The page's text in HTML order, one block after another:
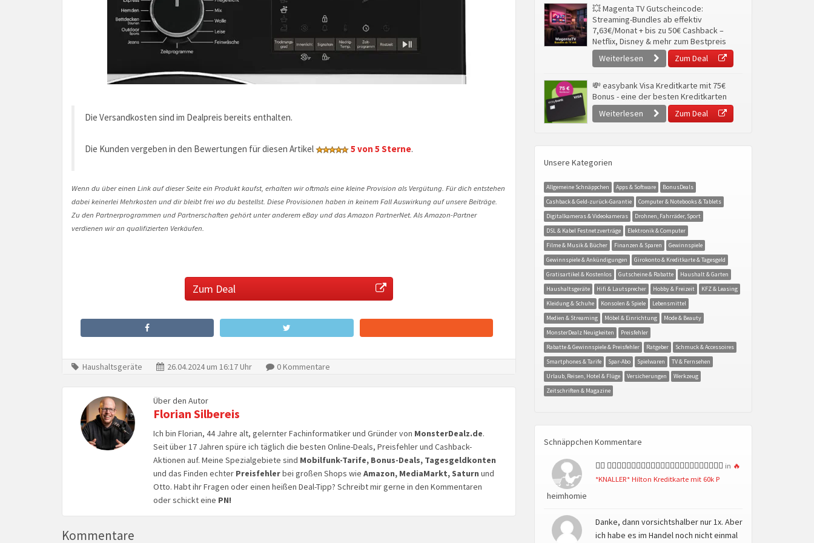
Die Versandkosten sind im Dealpreis bereits enthalten.
Die Kunden vergeben in den Bewertungen für diesen Artikel 5 von 5 Sterne.
Wenn du über einen Link auf dieser Seite ein Produkt kaufst, erhalten wir oftmals eine kleine Provision als Vergütung. Für dich entstehen
dabei keinerlei Mehrkosten und dir bleibt frei wo du bestellst. Diese Provisionen haben in keinem Fall Auswirkung auf unsere Beiträge.
Zu den Partnerprogrammen und Partnerschaften gehört unter anderem eBay und das Amazon PartnerNet. Als Amazon-Partner
verdienen wir an qualifizierten Verkäufen.
Zum Deal
Haushaltsgeräte 26.04.2024 um 16:17 Uhr 0 Kommentare
Über den Autor
Florian Silbereis
Ich bin Florian, 44 Jahre alt, gelernter Fachinformatiker und Gründer von MonsterDealz.de.
Seit über 17 Jahren spüre ich täglich die besten Online-Deals, Preisfehler und Cashback-
Aktionen auf. Meine Spezialgebiete sind Mobilfunk-Tarife, Bonus-Deals, Tagesgeldkonten
und das Finden echterPreisfehlerbei großen Shops wie Amazon, MediaMarkt, Saturn und
Otto. Habt ihr Fragen oder einen heißen Deal-Tipp? Schreibt mir gerne in den Kommentaren
oder schickt eine PN!
Kommentare
💥 Magenta TV Gutscheincode:
Streaming-Bundles ab effektiv
7,63€/Monat + bis zu 50€ Cashback –
Netflix, Disney & mehr zum Bestpreis
Weiterlesen
Zum Deal
💸 easybank Visa Kreditkarte mit 75€
Bonus - eine der besten Kreditkarten
Weiterlesen
Zum Deal
Unsere Kategorien
Allgemeine Schnäppchen Apps & Software
BonusDeals
Cashback & Geld-zurück-Garantie
Computer & Notebooks & Tablets
Digitalkameras & Videokameras
Drohnen, Fahrräder, Sport
DSL & Kabel Festnetzverträge
Elektronik & Computer
Filme & Musik & Bücher
Finanzen & Sparen
Gewinnspiele
Gewinnspiele & Ankündigungen
Girokonto & Kreditkarte & Tagesgeld
Gratisartikel & Kostenlos
Gutscheine & Rabatte
Haushalt & Garten
Haushaltsgeräte
Hifi & Lautsprecher Hobby & Freizeit
KFZ & Leasing
Kleidung & Schuhe
Konsolen & Spiele
Lebensmittel
Medien & Streaming
Möbel & Einrichtung
Mode & Beauty
MonsterDealz Neuigkeiten
Preisfehler
Rabatte & Gewinnspiele & Preisfehler
Ratgeber
Schmuck & Accessoires
Smartphones & Tarife
Spar-Abo Spielwaren
TV & Fernsehen
Urlaub, Reisen, Hotel & Flüge
Versicherungen
Werkzeug
Zeitschriften & Magazine
Schnäppchen Kommentare
heimhomie
👍🏻 👍🏻👍🏻👍🏻👍🏻👍🏻👍🏻👍🏻👍🏻👍🏻👍🏻👍🏻👍🏻 in 🔥
*KNALLER* Hilton Kreditkarte mit 60k P
Danke, dann vorsichtshalber nur 1x. Aber
ich habe es im Handel noch nicht einmal